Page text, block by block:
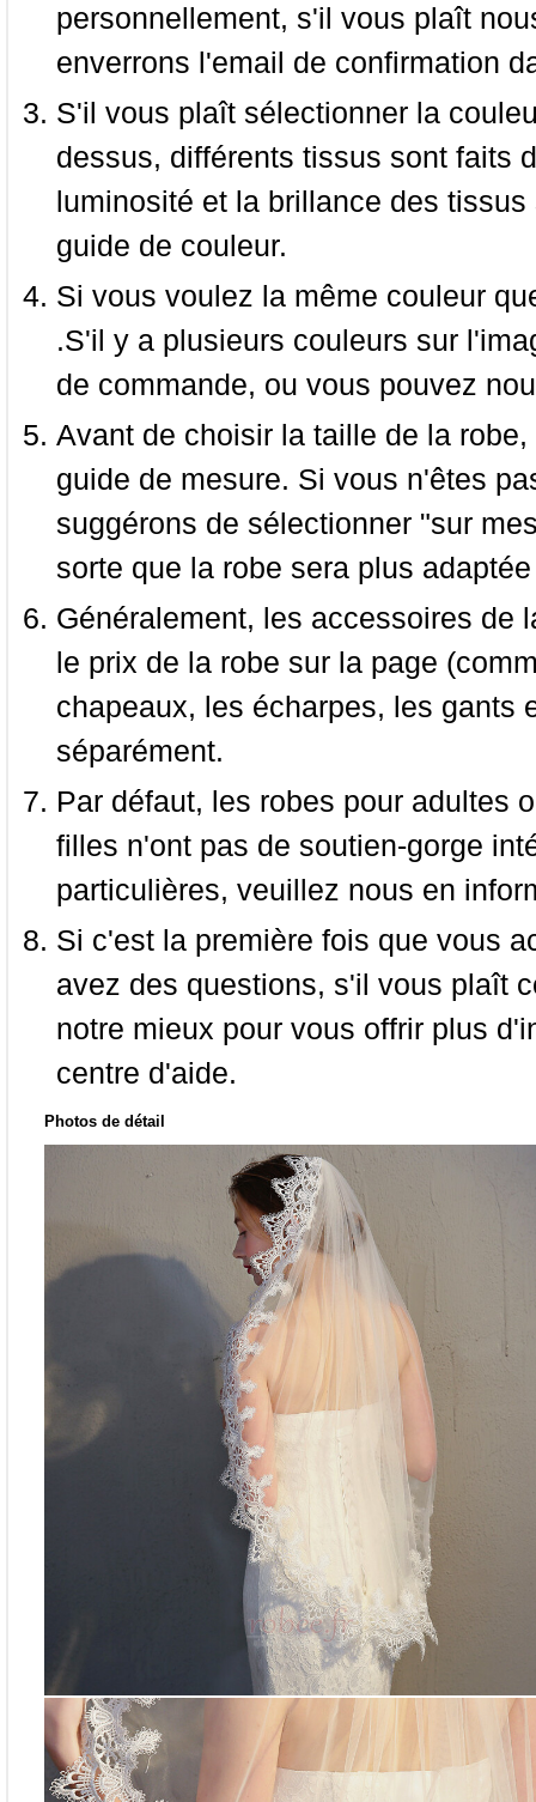
personnellement, s'il vous plaît
enverrons l'email de confirmation
S'il vous plaît sélectionner la
dessus, différents tissus sont faits
luminosité et la brillance des
guide de couleur.
Si vous voulez la même couleur
.S'il y a plusieurs couleurs sur
de commande, ou vous pouvez
Avant de choisir la taille de la
guide de mesure. Si vous n'êtes
suggérons de sélectionner "sur
sorte que la robe sera plus
Généralement, les accessoires de
le prix de la robe sur la page
chapeaux, les écharpes, les gants
séparément.
Par défaut, les robes pour adultes
filles n'ont pas de soutien-gorge
particulières, veuillez nous en
Si c'est la première fois que vous
avez des questions, s'il vous plaît
notre mieux pour vous offrir plus
centre d'aide.
Photos de détail